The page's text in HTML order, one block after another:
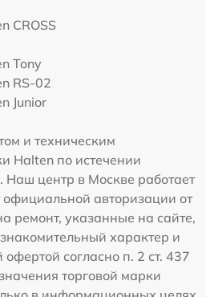
CROSS
Tony
RS-02
Junior
и техническим
Halten по истечении
Наш центр в Москве работает
авторизации от
ремонт, указанные на сайте,
характер и
согласно п. 2 ст. 437
торговой марки